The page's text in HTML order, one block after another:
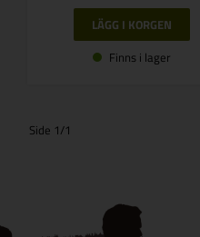
Finns i lager
Side 1/1